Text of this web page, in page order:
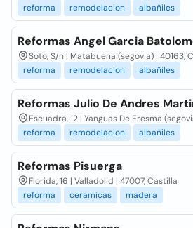
reforma
remodelacion albañiles
Reformas Angel Garcia
Soto, S/n | Matabuena (segovia) | 40163,
reforma
remodelacion albañiles
Reformas Julio De Andres
Escuadra, 12 | Yanguas De Eresma
reforma
remodelacion albañiles
Reformas Pisuerga
Florida, 16 | Valladolid | 47007, Castilla
reforma
ceramicas madera